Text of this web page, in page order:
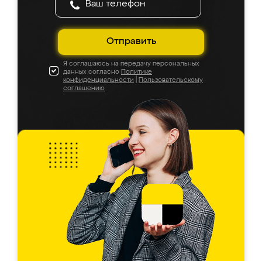
Отправить
Я соглашаюсь на передачу персональных
данных согласно Политике
конфиденциальности
Пользовательскому
соглашению